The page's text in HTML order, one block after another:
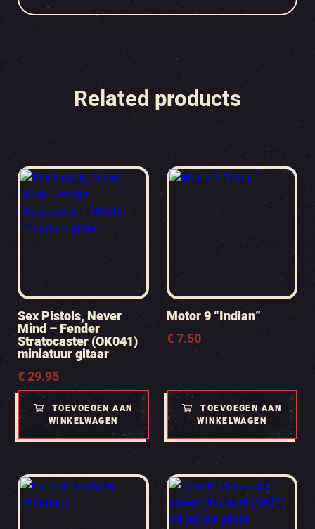
Related products
Sex Pistols, Never
Mind – Fender
Stratocaster (OK041)
miniatuur gitaar
€29.95
TOEVOEGEN AAN
WINKELWAGEN
Motor 9 “Indian”
€7.50
TOEVOEGEN AAN
WINKELWAGEN